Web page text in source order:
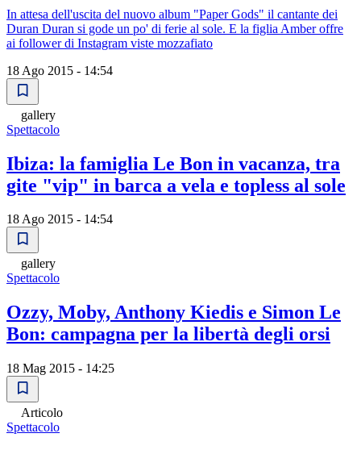
In attesa dell'uscita del nuovo album "Paper Gods" il cantante dei
Duran Duran si gode un po' di ferie al sole. E la figlia Amber offre
ai follower di Instagram viste mozzafiato
18 Ago 2015 - 14:54
gallery
Spettacolo
Ibiza: la famiglia Le Bon in vacanza, tra
gite "vip" in barca a vela e topless al sole
18 Ago 2015 - 14:54
gallery
Spettacolo
Ozzy, Moby, Anthony Kiedis e Simon Le
Bon: campagna per la libertà degli orsi
18 Mag 2015 - 14:25
Articolo
Spettacolo